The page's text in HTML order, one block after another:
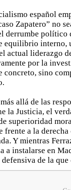
español
Zapatero” no
derrumbe político
equilibrio interno,
actual liderazgo
por la
concreto, sino
allá de las
la Justicia, el
superioridad
frente a la
Y mientras
a instalarse en
defensiva de la